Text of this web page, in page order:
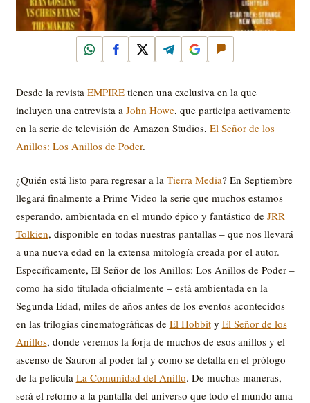
WhatsAppFacebook
X TelegramGoogleComentar
Desde la revista EMPIREtienen una exclusiva en la que
incluyen una entrevista a John Howe, que participa activamente
en la serie de televisión de Amazon Studios, El Señor de los
Anillos: Los Anillos de Poder.
¿Quién está listo para regresar a la Tierra Media? En Septiembre
llegará finalmente a Prime Video la serie que muchos estamos
esperando, ambientada en el mundo épico y fantástico de JRR
Tolkien, disponible en todas nuestras pantallas – que nos llevará
a una nueva edad en la extensa mitología creada por el autor.
Específicamente, El Señor de los Anillos: Los Anillos de Poder –
como ha sido titulada oficialmente – está ambientada en la
Segunda Edad, miles de años antes de los eventos acontecidos
en las trilogías cinematográficas de El Hobbity El Señor de los
Anillos, donde veremos la forja de muchos de esos anillos y el
ascenso de Sauron al poder tal y como se detalla en el prólogo
de la película La Comunidad del Anillo. De muchas maneras,
será el retorno a la pantalla del universo que todo el mundo ama